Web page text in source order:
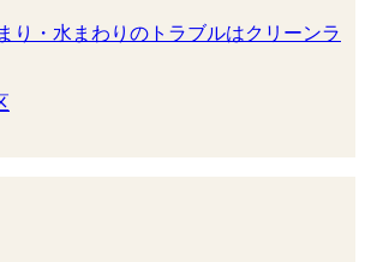
り・水まわりのトラブルはクリーンラ